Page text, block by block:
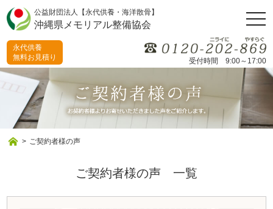
公益財団法人【永代供養・海洋散骨】
沖縄県メモリアル整備協会
受付時間 9:00～17:00
永代供養
無料お見積り
> ご契約者様の声
ご契約者様の声 一覧